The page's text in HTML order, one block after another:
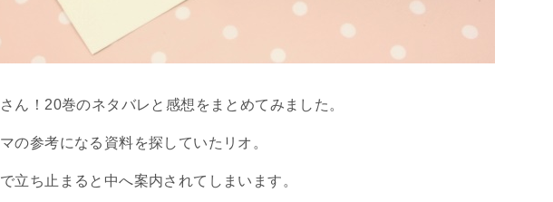
ん！20巻のネタバレと感想をまとめてみました。
の参考になる資料を探していたリオ。
立ち止まると中へ案内されてしまいます。